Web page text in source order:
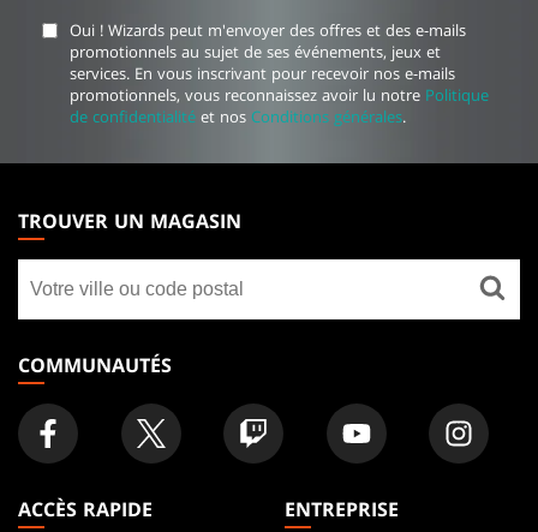
Oui ! Wizards peut m'envoyer des offres et des e-mails
promotionnels au sujet de ses événements, jeux et
services. En vous inscrivant pour recevoir nos e-mails
promotionnels, vous reconnaissez avoir lu notre Politique
de confidentialité et nos Conditions générales.
THE
GATHERING
FOOTER
TROUVER UN MAGASIN
un
magasin
COMMUNAUTÉS
ACCÈS RAPIDE
ENTREPRISE